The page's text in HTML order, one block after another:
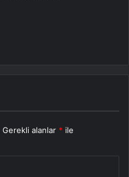
Gerekli alanlar * ile